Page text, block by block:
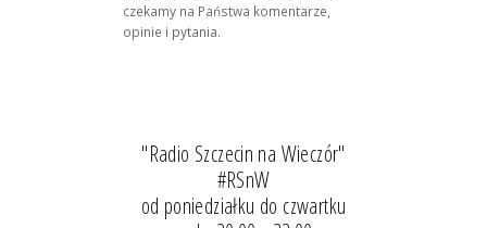
czekamy na Państwa komentarze,
opinie i pytania.
"Radio Szczecin na Wieczór"
#RSnW
od poniedziałku do czwartku